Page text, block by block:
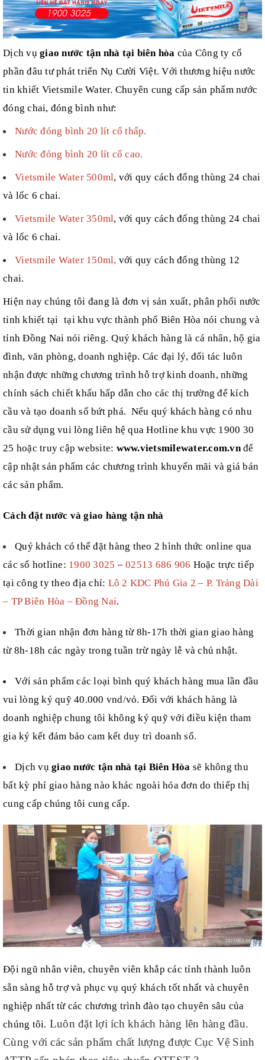
Dịch vụ giao nước tận nhà tại biên hòa của Công ty cổ
phần đâu tư phát triển Nụ Cười Việt. Với thương hiệu nước
tin khiết Vietsmile Water. Chuyên cung cấp sản phẩm nước
đóng chai, đóng bình như:
Nước đóng bình 20 lít cổ thấp.
Nước đóng bình 20 lít cổ cao.
Vietsmile Water 500ml, với quy cách đống thùng 24 chai
và lốc 6 chai.
Vietsmile Water 350ml, với quy cách đống thùng 24 chai
và lốc 6 chai.
Vietsmile Water 150ml, với quy cách đống thùng 12
chai.
Hiện nay chúng tôi đang là đơn vị sản xuất, phân phối nước
tinh khiết tại tại khu vực thành phố Biên Hòa nói chung và
tỉnh Đồng Nai nói riêng. Quý khách hàng là cá nhân, hộ gia
đình, văn phòng, doanh nghiệp. Các đại lý, đối tác luôn
nhận được những chương trình hỗ trợ kinh doanh, những
chính sách chiết khấu hấp dẫn cho các thị trường để kích
cầu và tạo doanh số bứt phá. Nếu quý khách hàngcó nhu
cầu sử dụng vui lòng liên hệ qua Hotline khu vực 1900 30
25 hoặc truy cập website: www.vietsmilewater.com.vnđể
cập nhật sản phẩm các chương trình khuyến mãi và giá bán
các sản phẩm.
Cách đặt nước và giao hàng tận nhà
Quý khách có thể đặt hàng theo 2 hình thức online qua
các số hotline: 1900 3025 – 02513 686 906 Hoặc trực tiếp
tại công ty theo địa chỉ: Lô 2 KDC Phú Gia 2 – P. Trảng Dài
– TP Biên Hòa – Đồng Nai.
Thời gian nhận đơn hàng từ 8h-17h thời gian giao hàng
từ 8h-18h các ngày trong tuần trừ ngày lễ và chủ nhật.
Với sản phẩm các loại bình quý khách hàng mua lần đầu
vui lòng ký quỹ 40.000 vnd/vỏ. Đối với khách hàng là
doanh nghiệp chung tôi không ký quỹ với điều kiện tham
gia ký kết đảm bảo cam kết duy trì doanh số.
Dịch vụ giao nước tận nhà tại Biên Hòa sẽ không thu
bất kỳ phí giao hàng nào khác ngoài hóa đơn do thiếp thị
cung cấp chúng tôi cung cấp.
Đội ngũ nhân viên, chuyên viên khắp các tỉnh thành luôn
sẵn sàng hỗ trợ và phục vụ quý khách tốt nhất và chuyên
nghiệp nhất từ các chương trình đào tạo chuyên sâu của
chúng tôi. Luôn đặt lợi ích khách hàng lên hàng đầu.
Cùng với các sản phẩm chất lượng được Cục Vệ Sinh